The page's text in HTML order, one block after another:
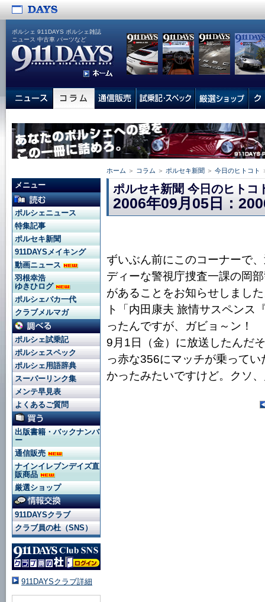
ポルシェ 911DAYS ポルシェ雑誌
ニュース 中古車 パーツなど
ホーム ＞ コラム ＞ ポルセキ新聞 ＞ 今日のヒトコト
ポルセキ新聞 今日のヒトコ
2006年09月05日：
ずいぶん前にこのコーナーで
ディーな警視庁捜査一課の岡
があることをお知らせしまし
ト「内田康夫 旅情サスペンス
ったんですが、ガビョ～ン！
9月1日（金）に放送したんだ
っ赤な356にマッチが乗って
かったみたいですけど。クソ
メニュー
ポルシェニュース
特集記事
ポルセキ新聞
911DAYSメイキング
動画ニュース
羽根幸浩
ゆきひログ
ポルシェバカ一代
クラブメルマガ
ポルシェ試乗記
ポルシェスペック
ポルシェ用語辞典
スーパーリンク集
メンテ早見表
よくあるご質問
出版書籍・バックナンバ
ー
通信販売
ナインイレブンデイズ直
販商品
厳選ショップ
911DAYSクラブ
クラブ員の杜（SNS）
911DAYSクラブ詳細